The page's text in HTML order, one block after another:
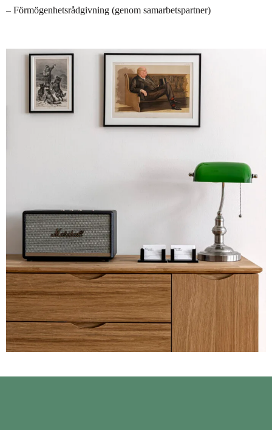
– Förmögenhetsrådgivning (genom samarbetspartner)